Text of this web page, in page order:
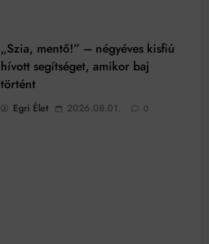
„Szia, mentő!” – négyéves kisfiú
hívott segítséget, amikor baj
történt
Egri Élet 2026.08.01. 0